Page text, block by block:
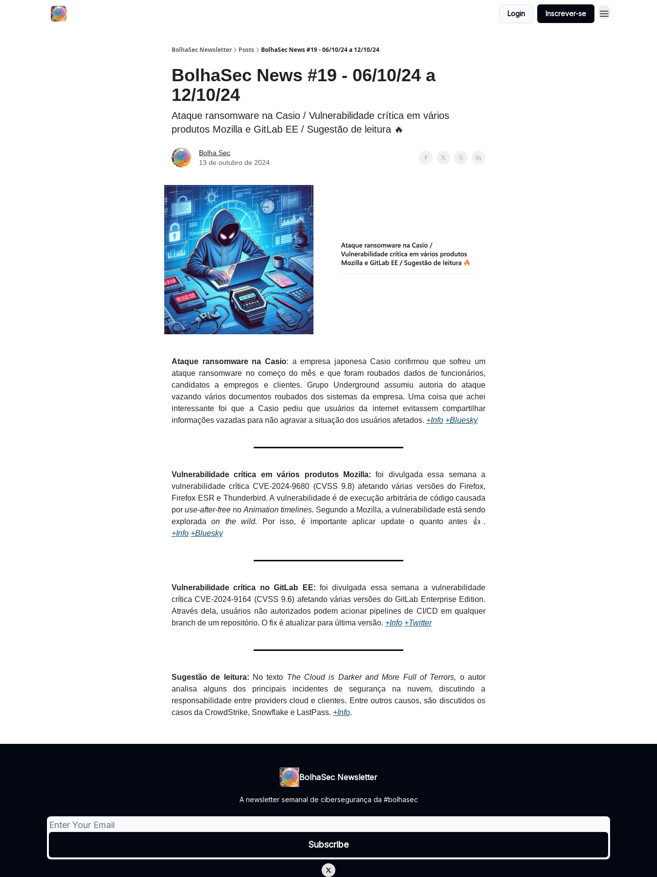
Login Inscrever-se
BolhaSec Newsletter Posts BolhaSec News #19 - 06/10/24 a 12/10/24
BolhaSec News #19 - 06/10/24 a
12/10/24
Ataque ransomware na Casio / Vulnerabilidade crítica em vários
produtos Mozilla e GitLab EE / Sugestão de leitura 🔥
Bolha Sec
13 de outubro de 2024
Ataque ransomware na Casio: a empresa japonesa Casio confirmou que sofreu um
ataque ransomware no começo do mês e que foram roubados dados de funcionários,
candidatos a empregos e clientes. Grupo Underground assumiu autoria do ataque
vazando vários documentos roubados dos sistemas da empresa. Uma coisa que achei
interessante foi que a Casio pediu que usuários da internet evitassem compartilhar
informações vazadas para não agravar a situação dos usuários afetados. +Info +Bluesky
Vulnerabilidade crítica em vários produtos Mozilla: foi divulgada essa semana a
vulnerabilidade crítica CVE-2024-9680 (CVSS 9.8) afetando várias versões do Firefox,
Firefox ESR e Thunderbird. A vulnerabilidade é de execução arbitrária de código causada
poruse-after-free noAnimation timelines. Segundo a Mozilla, a vulnerabilidade está sendo
exploradaon the wild. Por isso, é importante aplicar update o quanto antes 👍.
+Info +Bluesky
Vulnerabilidade crítica no GitLab EE: foi divulgada essa semana a vulnerabilidade
crítica CVE-2024-9164 (CVSS 9.6) afetando várias versões do GitLab Enterprise Edition.
Através dela, usuários não autorizados podem acionar pipelines de CI/CD em qualquer
branch de um repositório. O fix é atualizar para última versão. +Info +Twitter
Sugestão de leitura: No texto The Cloud is Darker and More Full of Terrors, o autor
analisa alguns dos principais incidentes de segurança na nuvem, discutindo a
responsabilidade entre providers cloud e clientes. Entre outros causos, são discutidos os
casos da CrowdStrike, Snowflake e LastPass. +Info.
BolhaSec Newsletter
A newsletter semanal de cibersegurança da #bolhasec